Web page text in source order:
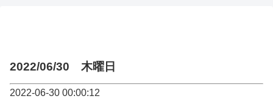
2022/06/30 木曜日
2022-06-30 00:00:12